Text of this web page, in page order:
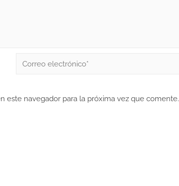
este navegador para la próxima vez que comente.